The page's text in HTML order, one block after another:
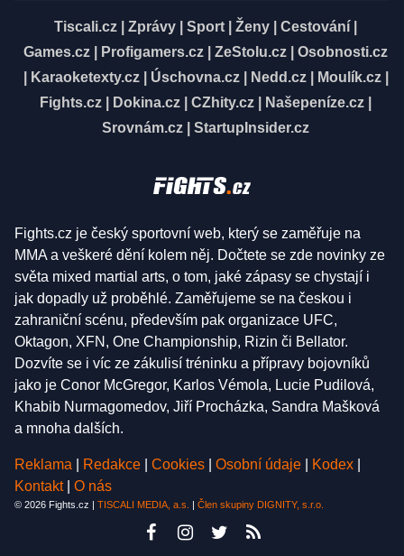
Tiscali.cz Zprávy Sport Ženy Cestování
Games.cz
Profigamers.cz ZeStolu.cz
Osobnosti.cz
Karaoketexty.cz| Úschovna.cz| Nedd.cz| Moulík.cz|
Fights.cz
Dokina.cz CZhity.cz Našepeníze.cz
Srovnám.cz
StartupInsider.cz
Fights.cz je český sportovní web, který se zaměřuje na
MMA a veškeré dění kolem něj. Dočtete se zde novinky ze
světa mixed martial arts, o tom, jaké zápasy se chystají i
jak dopadly už proběhlé. Zaměřujeme se na českou i
zahraniční scénu, především pak organizace UFC,
Oktagon, XFN, One Championship, Rizin či Bellator.
Dozvíte se i víc ze zákulisí tréninku a přípravy bojovníků
jako je Conor McGregor, Karlos Vémola, Lucie Pudilová,
Khabib Nurmagomedov, Jiří Procházka, Sandra Mašková
a mnoha dalších.
Reklama Redakce Cookies Osobní údaje Kodex
Kontakt
O nás
© 2026 Fights.cz | TISCALI MEDIA, a.s. | Člen skupiny DIGNITY, s.r.o.